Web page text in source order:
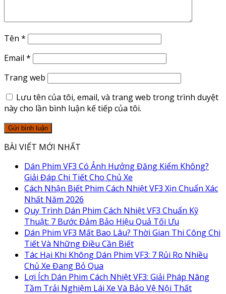
Tên *
Email *
Trang web
Lưu tên của tôi, email, và trang web trong trình duyệt
này cho lần bình luận kế tiếp của tôi.
BÀI VIẾT MỚI NHẤT
Dán Phim VF3 Có Ảnh Hưởng Đăng Kiểm Không?
Giải Đáp Chi Tiết Cho Chủ Xe
Cách Nhận Biết Phim Cách Nhiệt VF3 Xịn Chuẩn Xác
Nhất Năm 2026
Quy Trình Dán Phim Cách Nhiệt VF3 Chuẩn Kỹ
Thuật: 7 Bước Đảm Bảo Hiệu Quả Tối Ưu
Dán Phim VF3 Mất Bao Lâu? Thời Gian Thi Công Chi
Tiết Và Những Điều Cần Biết
Tác Hại Khi Không Dán Phim VF3: 7 Rủi Ro Nhiều
Chủ Xe Đang Bỏ Qua
Lợi Ích Dán Phim Cách Nhiệt VF3: Giải Pháp Nâng
Tầm Trải Nghiệm Lái Xe Và Bảo Vệ Nội Thất